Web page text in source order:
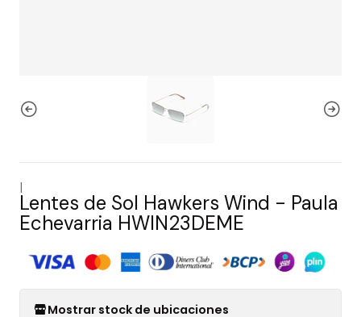
|
Lentes de Sol Hawkers Wind - Paula
Echevarria HWIN23DEME
Mostrar stock de ubicaciones